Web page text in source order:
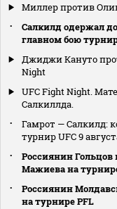
Миллер против
Салкилд одержал
главном бою
Джиджи Кануто
Night
UFC Fight Night.
Салкиллда.
Гамрот — Салкилд:
турнир UFC 9
Россиянин
Мажиева на
Россиянин
на турнире PFL